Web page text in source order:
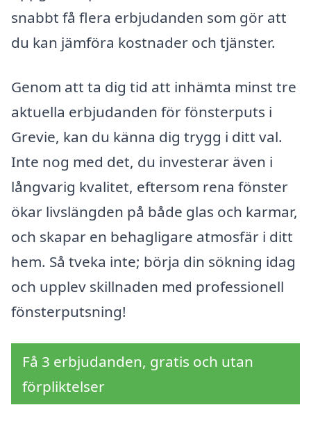
snabbt få flera erbjudanden som gör att
du kan jämföra kostnader och tjänster.
Genom att ta dig tid att inhämta minst tre
aktuella erbjudanden för fönsterputs i
Grevie, kan du känna dig trygg i ditt val.
Inte nog med det, du investerar även i
långvarig kvalitet, eftersom rena fönster
ökar livslängden på både glas och karmar,
och skapar en behagligare atmosfär i ditt
hem. Så tveka inte; börja din sökning idag
och upplev skillnaden med professionell
fönsterputsning!
Få 3 erbjudanden, gratis och utan
förpliktelser